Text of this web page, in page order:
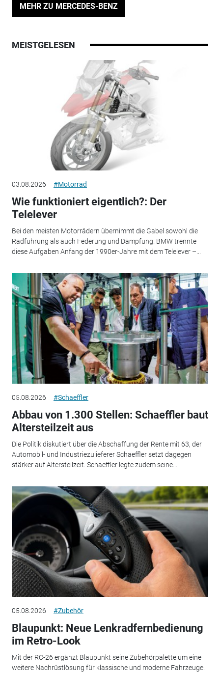
MEHR ZU MERCEDES-BENZ
MEISTGELESEN
03.08.2026 #Motorrad
Wie funktioniert eigentlich?: Der
Telelever
Bei den meisten Motorrädern übernimmt die Gabel sowohl die
Radführung als auch Federung und Dämpfung. BMW trennte
diese Aufgaben Anfang der 1990er-Jahre mit dem Telelever –...
05.08.2026 #Schaeffler
Abbau von 1.300 Stellen: Schaeffler baut
Altersteilzeit aus
Die Politik diskutiert über die Abschaffung der Rente mit 63, der
Automobil- und Industriezulieferer Schaeffler setzt dagegen
stärker auf Altersteilzeit. Schaeffler legte zudem seine...
05.08.2026 #Zubehör
Blaupunkt: Neue Lenkradfernbedienung
im Retro-Look
Mit der RC-26 ergänzt Blaupunkt seine Zubehörpalette um eine
weitere Nachrüstlösung für klassische und moderne Fahrzeuge.